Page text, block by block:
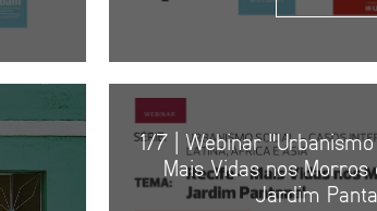
1/7 | Webinar "Urbanismo
Mais Vidas nos Morros
Jardim